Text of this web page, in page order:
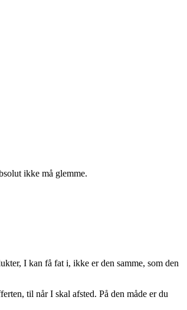
ikke må glemme.
I kan få fat i, ikke er den samme, som den
til når I skal afsted. På den måde er du